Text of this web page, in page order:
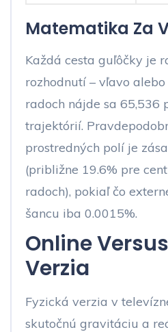
Matematika Za
Každá cesta guľôčky je
rozhodnutí – vľavo
radoch nájde sa 65,536
trajektórií.
prostredných polí je
(približne 19.6% pre
radoch), pokiaľ čo
šancu iba 0.0015%.
Online
Verzia
Fyzická verzia v
skutočnú gravitáciu a